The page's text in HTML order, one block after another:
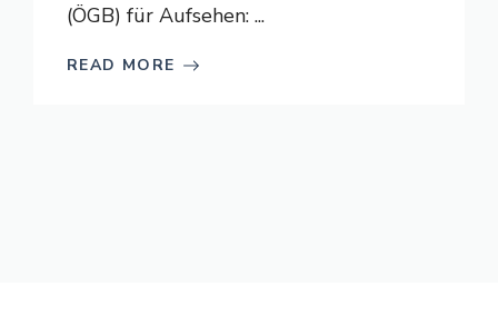
(ÖGB) für Aufsehen: ...
READ MORE